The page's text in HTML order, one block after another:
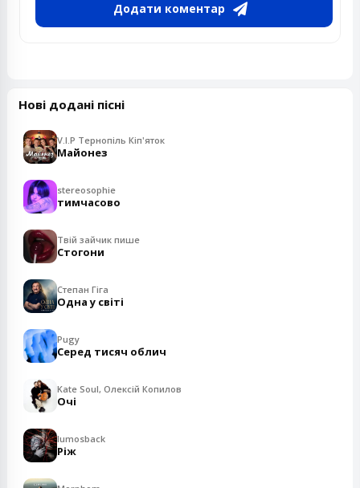
Додати коментар
Нові додані пісні
V.I.P Тернопіль Кіп'яток
Майонез
stereosophie
тимчасово
Твій зайчик пише
Стогони
Степан Гіга
Одна у світі
Pugy
Серед тисяч облич
Kate Soul, Олексій Копилов
Очі
lumosback
Ріж